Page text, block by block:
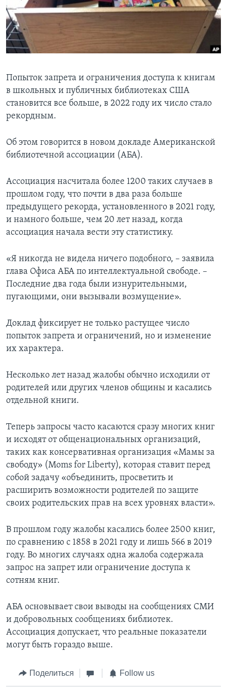
Learning English
СОЦИАЛЬНЫЕ СЕТИ
Языки
Попыток запрета и ограничения доступа к книгам
в школьных и публичных библиотеках США
становится все больше, в 2022 году их число стало
рекордным.
Об этом говорится в новом докладе Американской
библиотечной ассоциации (АБА).
Ассоциация насчитала более 1200 таких случаев в
прошлом году, что почти в два раза больше
предыдущего рекорда, установленного в 2021 году,
и намного больше, чем 20 лет назад, когда
ассоциация начала вести эту статистику.
«Я никогда не видела ничего подобного, – заявила
глава Офиса АБА по интеллектуальной свободе. –
Последние два года были изнурительными,
пугающими, они вызывали возмущение».
Доклад фиксирует не только растущее число
попыток запрета и ограничений, но и изменение
их характера.
Несколько лет назад жалобы обычно исходили от
родителей или других членов общины и касались
отдельной книги.
Теперь запросы часто касаются сразу многих книг
и исходят от общенациональных организаций,
таких как консервативная организация «Мамы за
свободу» (Moms for Liberty), которая ставит перед
собой задачу «объединить, просветить и
расширить возможности родителей по защите
своих родительских прав на всех уровнях власти».
В прошлом году жалобы касались более 2500 книг,
по сравнению с 1858 в 2021 году и лишь 566 в 2019
году. Во многих случаях одна жалоба содержала
запрос на запрет или ограничение доступа к
сотням книг.
АБА основывает свои выводы на сообщениях СМИ
и добровольных сообщениях библиотек.
Ассоциация допускает, что реальные показатели
могут быть гораздо выше.
Поделиться Follow us